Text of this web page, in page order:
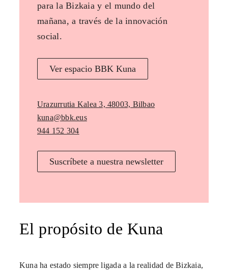
para la Bizkaia y el mundo del
mañana, a través de la innovación
social.
Ver espacio BBK Kuna
Urazurrutia Kalea 3, 48003, Bilbao
kuna@bbk.eus
944 152 304
Suscríbete a nuestra newsletter
El propósito de Kuna
Kuna ha estado siempre ligada a la realidad de Bizkaia,